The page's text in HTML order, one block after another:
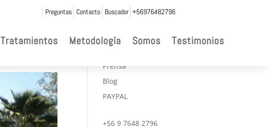
Preguntas Contacto Buscador +56976482796
Tratamientos Metodología Somos Testimonios
Prensa
Blog
PAYPAL
+56 9 7648 2796